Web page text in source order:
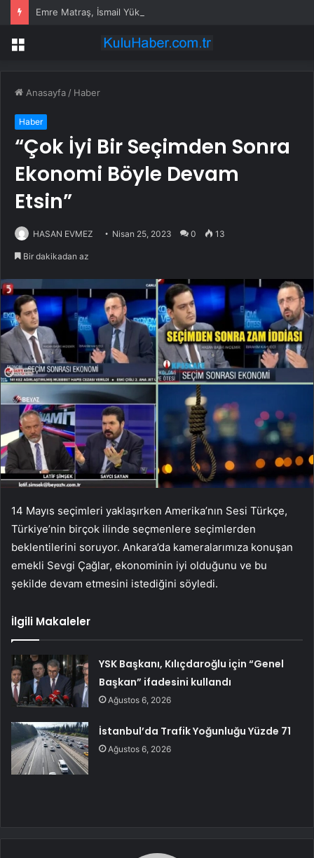
Menü
Anasayfa / Haber
Haber
“Çok İyi Bir Seçimden Sonra
Ekonomi Böyle Devam
Etsin”
HASAN EVMEZ Nisan 25, 2023 0 13
Bir dakikadan az
14 Mayıs seçimleri yaklaşırken Amerika’nın Sesi Türkçe,
Türkiye’nin birçok ilinde seçmenlere seçimlerden
beklentilerini soruyor. Ankara’da kameralarımıza konuşan
emekli Sevgi Çağlar, ekonominin iyi olduğunu ve bu
şekilde devam etmesini istediğini söyledi.
İlgili Makaleler
YSK Başkanı, Kılıçdaroğlu için “Genel
Başkan” ifadesini kullandı
Ağustos 6, 2026
İstanbul’da Trafik Yoğunluğu Yüzde 71
Ağustos 6, 2026